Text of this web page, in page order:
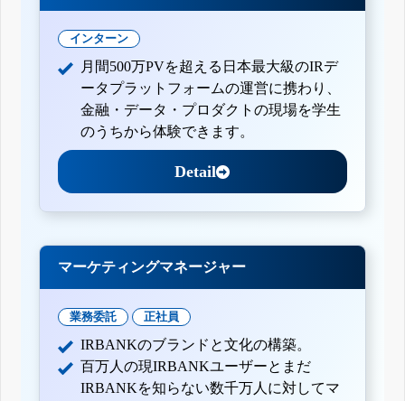
インターン
月間500万PVを超える日本最大級のIRデ
ータプラットフォームの運営に携わり、
金融・データ・プロダクトの現場を学生
のうちから体験できます。
Detail
マーケティングマネージャー
業務委託 正社員
IRBANKのブランドと文化の構築。
百万人の現IRBANKユーザーとまだ
IRBANKを知らない数千万人に対してマ